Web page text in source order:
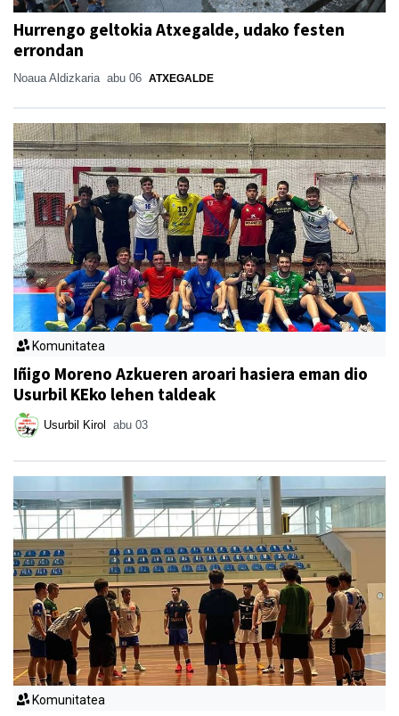
Hurrengo geltokia Atxegalde, udako festen
errondan
Noaua Aldizkaria abu 06 ATXEGALDE
Komunitatea
Iñigo Moreno Azkueren aroari hasiera eman dio
Usurbil KEko lehen taldeak
Usurbil Kirol abu 03
Komunitatea